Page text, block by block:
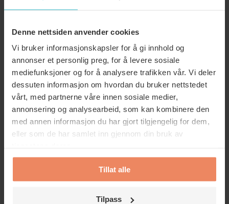
Denne nettsiden anvender cookies
Vi bruker informasjonskapsler for å gi innhold og
annonser et personlig preg, for å levere sosiale
mediefunksjoner og for å analysere trafikken vår. Vi deler
dessuten informasjon om hvordan du bruker nettstedet
vårt, med partnerne våre innen sosiale medier,
annonsering og analysearbeid, som kan kombinere den
med annen informasjon du har gjort tilgjengelig for dem,
eller som de har samlet inn gjennom din bruk av
Tillat alle
Tilpass
BESTILL
LES MER:
FILTER,
SYSTEMAIR
VR
400
E/DC,
KOMPLETT
SETT